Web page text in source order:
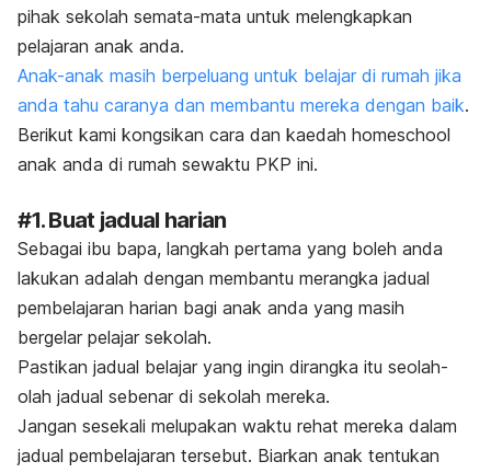
pihak sekolah semata-mata untuk melengkapkan
pelajaran anak anda.
Anak-anak masih berpeluang untuk belajar di rumah jika
anda tahu caranya dan membantu mereka dengan baik.
Berikut kami kongsikan cara dan kaedah homeschool
anak anda di rumah sewaktu PKP ini.
#1. Buat jadual harian
Sebagai ibu bapa, langkah pertama yang boleh anda
lakukan adalah dengan membantu merangka jadual
pembelajaran harian bagi anak anda yang masih
bergelar pelajar sekolah.
Pastikan jadual belajar yang ingin dirangka itu seolah-
olah jadual sebenar di sekolah mereka.
Jangan sesekali melupakan waktu rehat mereka dalam
jadual pembelajaran tersebut. Biarkan anak tentukan